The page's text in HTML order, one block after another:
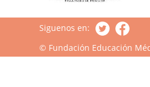
Siguenos en:
© Fundación Educación